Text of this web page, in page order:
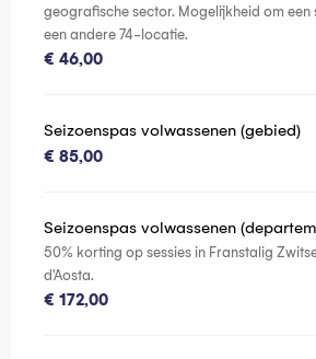
geografische sector. Mogelijkheid om een
een andere 74-locatie.
€ 46,00
Seizoenspas volwassenen (gebied)
€ 85,00
Seizoenspas volwassenen
50% korting op sessies in Franstalig
d'Aosta.
€ 172,00